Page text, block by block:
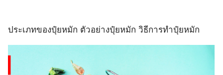
ประเภทของปุ๋ยหมัก ตัวอย่างปุ๋ยหมัก วิธีการทำปุ๋ยหมัก